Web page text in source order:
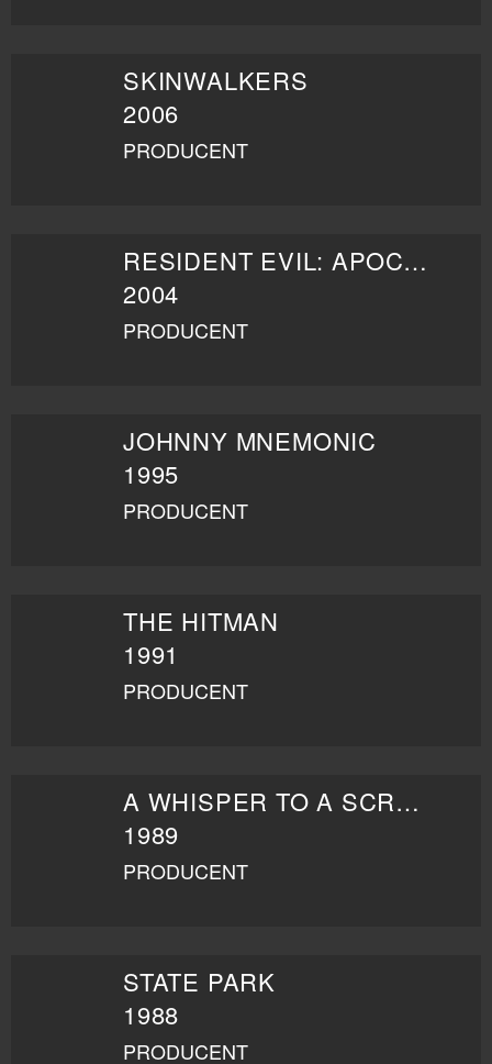
SKINWALKERS
2006
PRODUCENT
RESIDENT EVIL: APOCALYPSE
2004
PRODUCENT
JOHNNY MNEMONIC
1995
PRODUCENT
THE HITMAN
1991
PRODUCENT
A WHISPER TO A SCREAM
1989
PRODUCENT
STATE PARK
1988
PRODUCENT